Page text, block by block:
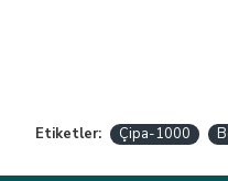
Etiketler: Çipa-1000